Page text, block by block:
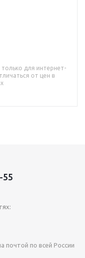
только для интернет-
от цен в
55
почтой по всей России